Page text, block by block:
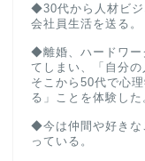
◆30代から人材ビジ
会社員生活を送る。
◆離婚、ハードワー
てしまい、「自分の
そこから50代で心
る」ことを体験した
◆今は仲間や好きな
っている。